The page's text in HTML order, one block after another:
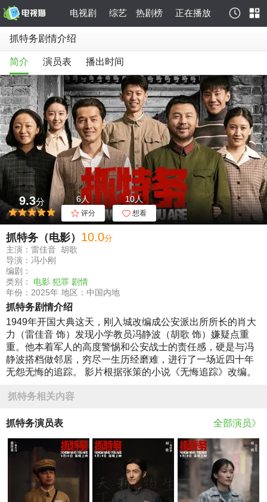
电视剧 综艺 热剧榜 正在播放
抓特务剧情介绍
简介 演员表 播出时间
9.3分 6人
评分
10人
想看
抓特务（电影） 10.0分
主演：雷佳音 胡歌
导演：冯小刚
编剧：
类别： 电影 犯罪 剧情
年份：2025年 地区：中国内地
抓特务剧情介绍
1949年开国大典这天，刚入城改编成公安派出所所长的肖大
力（雷佳音 饰）发现小学教员冯静波（胡歌 饰）嫌疑点重
重。他本着军人的高度警惕和公安战士的责任感，硬是与冯
静波搭档做邻居，穷尽一生历经磨难，进行了一场近四十年
无怨无悔的追踪。 影片根据张策的小说《无悔追踪》改编。
抓特务相关内容
抓特务演员表 全部演员》